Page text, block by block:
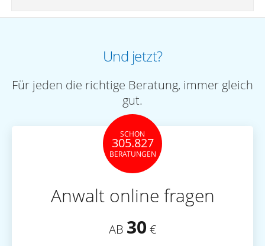
Und jetzt?
Für jeden die richtige Beratung, immer gleich
gut.
SCHON
305.827
BERATUNGEN
Anwalt online fragen
AB 30 €